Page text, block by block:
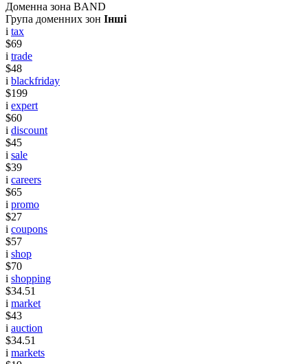
Доменна зона BAND
Група доменних зон Інші
i tax
$69
i trade
$48
i blackfriday
$199
i expert
$60
i discount
$45
i sale
$39
i careers
$65
i promo
$27
i coupons
$57
i shop
$70
i shopping
$34.51
i market
$43
i auction
$34.51
i markets